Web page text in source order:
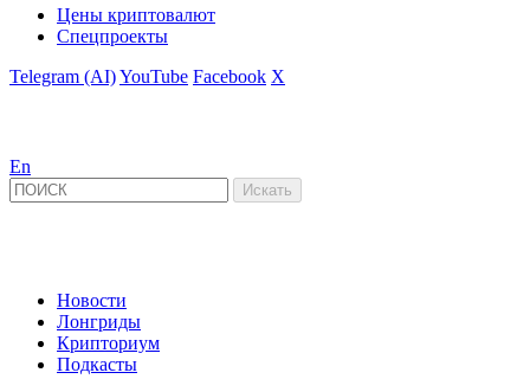
Цены криптовалют
Спецпроекты
Telegram (AI)YouTube Facebook X
En
Новости
Лонгриды
Крипториум
Подкасты